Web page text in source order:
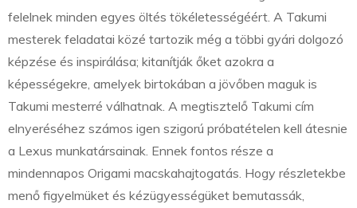
felelnek minden egyes öltés tökéletességéért. A Takumi
mesterek feladatai közé tartozik még a többi gyári dolgozó
képzése és inspirálása; kitanítják őket azokra a
képességekre, amelyek birtokában a jövőben maguk is
Takumi mesterré válhatnak. A megtisztelő Takumi cím
elnyeréséhez számos igen szigorú próbatételen kell átesnie
a Lexus munkatársainak. Ennek fontos része a
mindennapos Origami macskahajtogatás. Hogy részletekbe
menő figyelmüket és kézügyességüket bemutassák,